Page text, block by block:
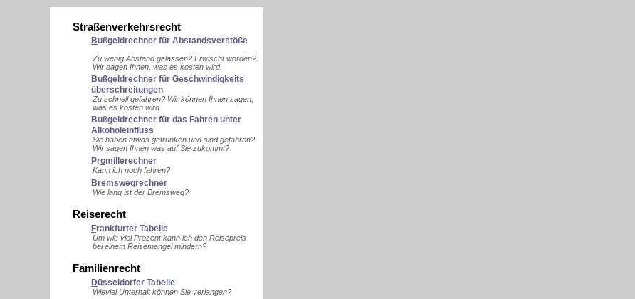
Straßenverkehrsrecht
Bußgeldrechner für Abstandsverstöße
Zu wenig Abstand gelassen? Erwischt worden?
Wir sagen Ihnen, was es kosten wird.
Bußgeldrechner für Geschwindigkeits
überschreitungen
Zu schnell gefahren? Wir können Ihnen sagen,
was es kosten wird.
Bußgeldrechner für das Fahren unter
Alkoholeinfluss
Sie haben etwas getrunken und sind gefahren?
Wir sagen Ihnen was auf Sie zukommt?
Promillerechner
Kann ich noch fahren?
Bremswegrechner
Wie lang ist der Bremsweg?
Reiserecht
Frankfurter Tabelle
Um wie viel Prozent kann ich den Reisepreis
bei einem Reisemangel mindern?
Familienrecht
Düsseldorfer Tabelle
Wieviel Unterhalt können Sie verlangen?